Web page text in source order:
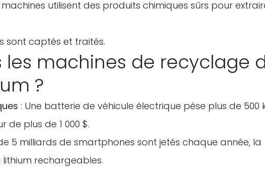
utilisent des produits chimiques sûrs pour
sont captés et traités.
les machines de recyclage
?
: Une batterie de véhicule électrique pèse plus de 500
de plus de 1 000 $.
5 milliards de smartphones sont jetés chaque année, la
rechargeables.